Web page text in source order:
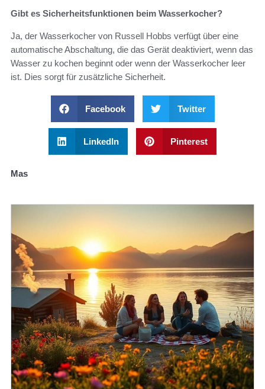
Gibt es Sicherheitsfunktionen beim Wasserkocher?
Ja, der Wasserkocher von Russell Hobbs verfügt über eine
automatische Abschaltung, die das Gerät deaktiviert, wenn das
Wasser zu kochen beginnt oder wenn der Wasserkocher leer
ist. Dies sorgt für zusätzliche Sicherheit.
Facebook Twitter
LinkedIn Pinterest
Mas